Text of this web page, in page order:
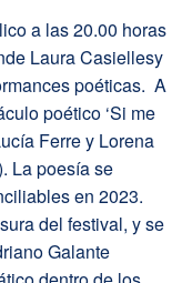
a las 20.00 horas
Laura Casiellesy
poéticas. A
poético ‘Si me
Ferre y Lorena
La poesía se
en 2023.
del festival, y se
Galante